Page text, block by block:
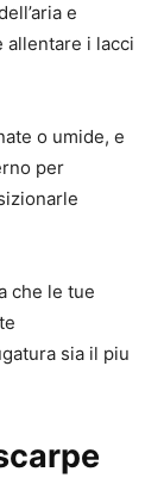
e
allentare i lacci
o umide, e
per
che le tue
sia il piu